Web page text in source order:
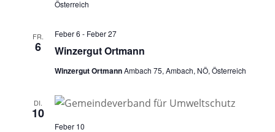
Österreich
FR.
6 Winzergut Ortmann
Feber 6 - Feber 27
Winzergut OrtmannAmbach 75, Ambach, NÖ, Österreich
DI.
10
Feber 10